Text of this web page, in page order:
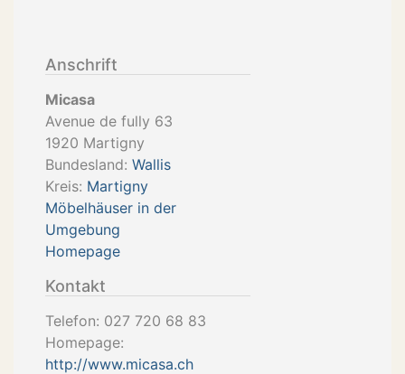
Anschrift
Micasa
Avenue de fully 63
1920 Martigny
Bundesland: Wallis
Kreis: Martigny
Möbelhäuser in der
Umgebung
Homepage
Kontakt
Telefon: 027 720 68 83
Homepage:
http://www.micasa.ch